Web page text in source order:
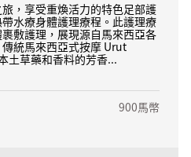
，享受重煥活力的特色足部護
水療身體護理療程。此護理療
敷護理，展現源自馬來西亞各
統馬來西亞式按摩 Urut
土草藥和香料的芳香...
900馬幣